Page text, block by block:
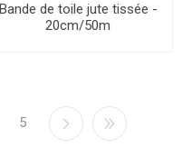
Bande de toile jute tissée -
20cm/50m
5